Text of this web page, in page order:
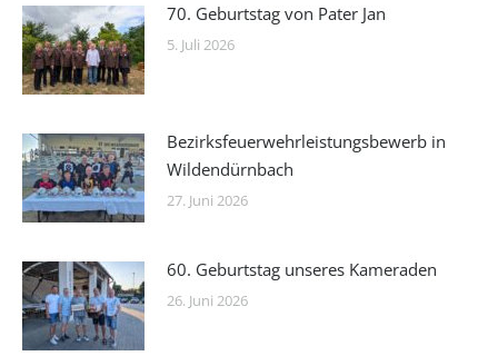
70. Geburtstag von Pater Jan
5. Juli 2026
Bezirksfeuerwehrleistungsbewerb in
Wildendürnbach
27. Juni 2026
60. Geburtstag unseres Kameraden
26. Juni 2026